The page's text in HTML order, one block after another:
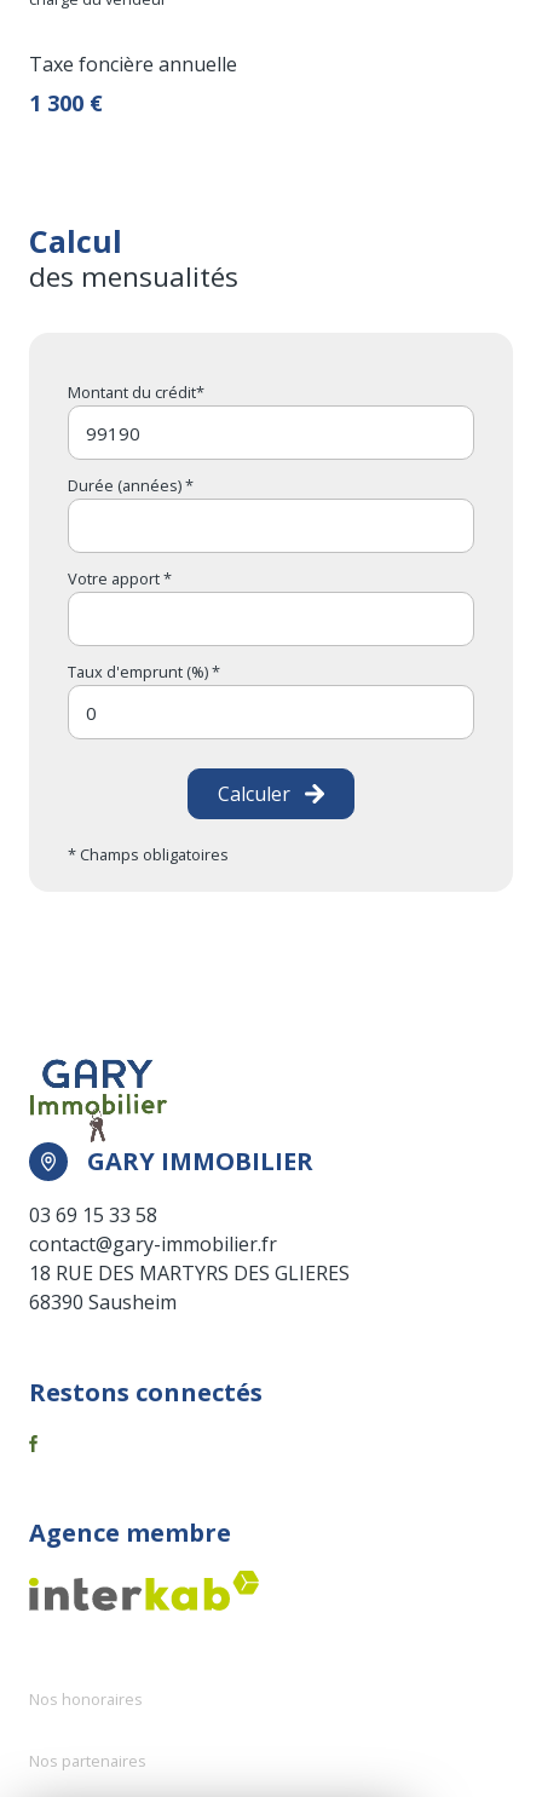
Taxe foncière annuelle
1 300 €
Calcul
des mensualités
Montant du crédit*
Durée (années) *
Votre apport *
Taux d'emprunt (%) *
Calculer
* Champs obligatoires
GARY IMMOBILIER
03 69 15 33 58
contact@gary-immobilier.fr
18 RUE DES MARTYRS DES GLIERES
68390 Sausheim
Restons connectés
Agence membre
Nos honoraires
Nos partenaires